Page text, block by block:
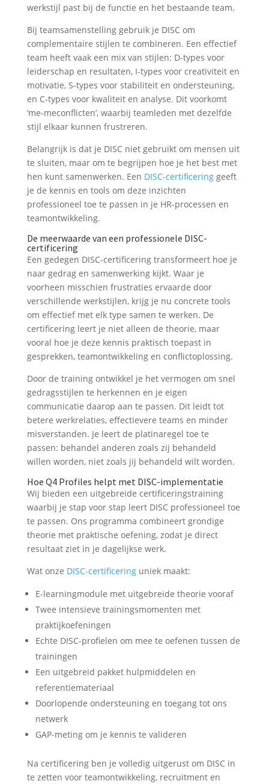
werkstijl past bij de functie en het bestaande team.
Bij teamsamenstelling gebruik je DISC om
complementaire stijlen te combineren. Een effectief
team heeft vaak een mix van stijlen: D-types voor
leiderschap en resultaten, I-types voor creativiteit en
motivatie, S-types voor stabiliteit en ondersteuning,
en C-types voor kwaliteit en analyse. Dit voorkomt
‘me-meconflicten’, waarbij teamleden met dezelfde
stijl elkaar kunnen frustreren.
Belangrijk is dat je DISC niet gebruikt om mensen uit
te sluiten, maar om te begrijpen hoe je het best met
hen kunt samenwerken. Een DISC-certificeringgeeft
je de kennis en tools om deze inzichten
professioneel toe te passen in je HR-processen en
teamontwikkeling.
De meerwaarde van een professionele DISC-
certificering
Een gedegen DISC-certificering transformeert hoe je
naar gedrag en samenwerking kijkt. Waar je
voorheen misschien frustraties ervaarde door
verschillende werkstijlen, krijg je nu concrete tools
om effectief met elk type samen te werken. De
certificering leert je niet alleen de theorie, maar
vooral hoe je deze kennis praktisch toepast in
gesprekken, teamontwikkeling en conflictoplossing.
Door de training ontwikkel je het vermogen om snel
gedragsstijlen te herkennen en je eigen
communicatie daarop aan te passen. Dit leidt tot
betere werkrelaties, effectievere teams en minder
misverstanden. Je leert de platinaregel toe te
passen: behandel anderen zoals zij behandeld
willen worden, niet zoals jij behandeld wilt worden.
Hoe Q4 Profiles helpt met DISC-implementatie
Wij bieden een uitgebreide certificeringstraining
waarbij je stap voor stap leert DISC professioneel toe
te passen. Ons programma combineert grondige
theorie met praktische oefening, zodat je direct
resultaat ziet in je dagelijkse werk.
Wat onze DISC-certificeringuniek maakt:
E-learningmodule met uitgebreide theorie vooraf
Twee intensieve trainingsmomenten met
praktijkoefeningen
Echte DISC-profielen om mee te oefenen tussen de
trainingen
Een uitgebreid pakket hulpmiddelen en
referentiemateriaal
Doorlopende ondersteuning en toegang tot ons
netwerk
GAP-meting om je kennis te valideren
Na certificering ben je volledig uitgerust om DISC in
te zetten voor teamontwikkeling, recruitment en